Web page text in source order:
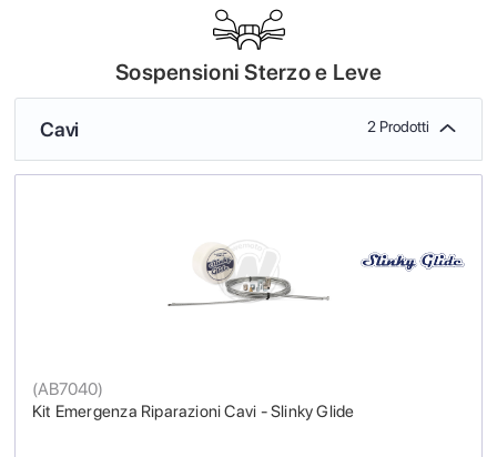
Sospensioni Sterzo e Leve
Cavi 2 Prodotti
Kit Emergenza Riparazioni Cavi - Slinky Glide
(AB7040)